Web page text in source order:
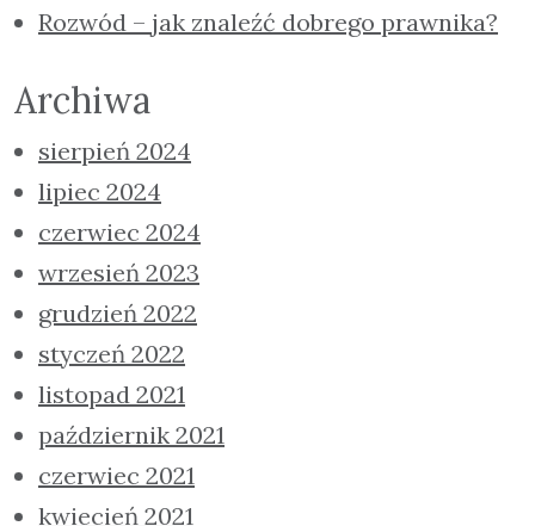
Rozwód – jak znaleźć dobrego prawnika?
Archiwa
sierpień 2024
lipiec 2024
czerwiec 2024
wrzesień 2023
grudzień 2022
styczeń 2022
listopad 2021
październik 2021
czerwiec 2021
kwiecień 2021